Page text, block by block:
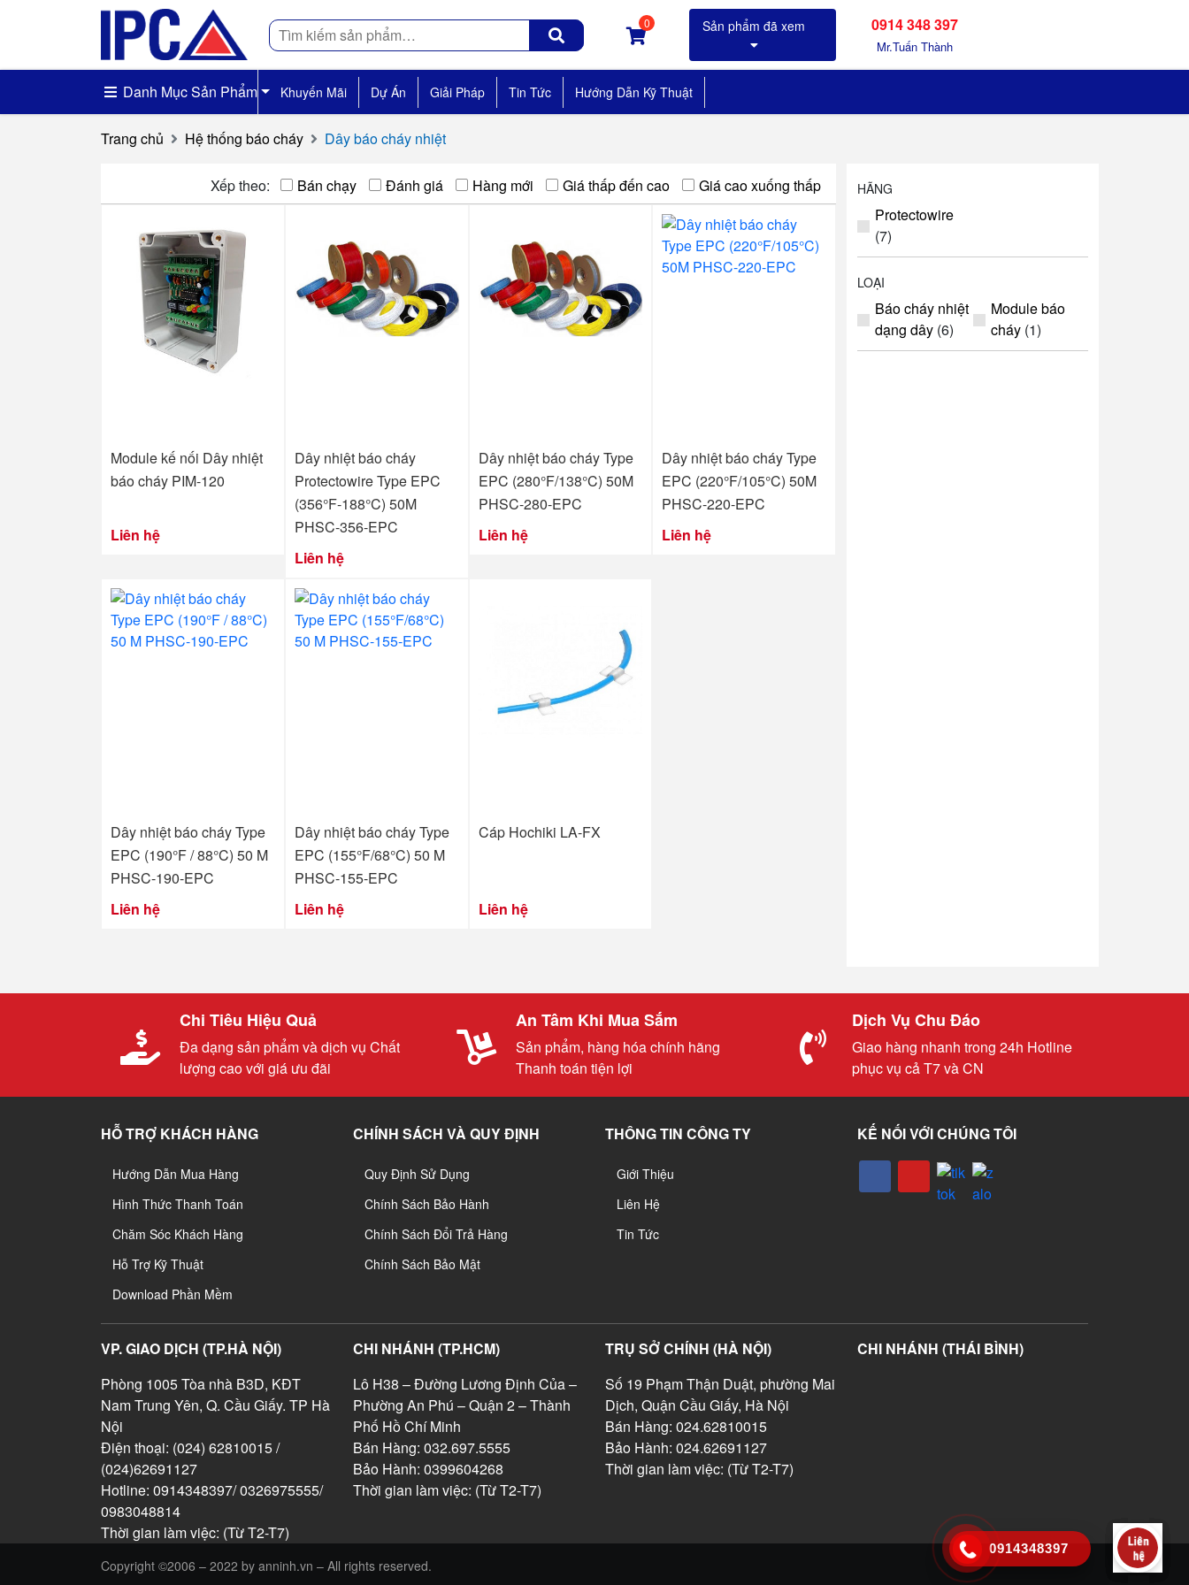
Tìm
kiếm
0 0914 348 397
Mr.Tuấn Thành
Danh Mục Sản Phẩm Khuyến Mãi Dự Án Giải Pháp Tin Tức Hướng Dẫn Kỹ Thuật
Trang chủ Hệ thống báo cháy Dây báo cháy nhiệt
Xếp theo: Bán chạy Đánh giá Hàng mới Giá thấp đến cao Giá cao xuống thấp
Module kế nối Dây nhiệt
báo cháy PIM-120
Liên hệ
Dây nhiệt báo cháy
Protectowire Type EPC
(356°F-188°C) 50M
PHSC-356-EPC
Liên hệ
Dây nhiệt báo cháy Type
EPC (280°F/138°C) 50M
PHSC-280-EPC
Liên hệ
Dây nhiệt báo cháy Type
EPC (220°F/105°C) 50M
PHSC-220-EPC
Liên hệ
Dây nhiệt báo cháy Type
EPC (190°F / 88°C) 50 M
PHSC-190-EPC
Liên hệ
Dây nhiệt báo cháy Type
EPC (155°F/68°C) 50 M
PHSC-155-EPC
Liên hệ
Cáp Hochiki LA-FX
Liên hệ
HÃNG
Protectowire
(7)
LOẠI
Báo cháy nhiệt
dạng dây (6)
Module báo
cháy (1)
Chi Tiêu Hiệu Quả
Đa dạng sản phẩm và dịch vụ Chất
lượng cao với giá ưu đãi
An Tâm Khi Mua Sắm
Sản phẩm, hàng hóa chính hãng
Thanh toán tiện lợi
Dịch Vụ Chu Đáo
Giao hàng nhanh trong 24h Hotline
phục vụ cả T7 và CN
HỖ TRỢ KHÁCH HÀNG
Hướng Dẫn Mua Hàng
Hình Thức Thanh Toán
Chăm Sóc Khách Hàng
Hỗ Trợ Kỹ Thuật
Download Phần Mềm
CHÍNH SÁCH VÀ QUY ĐỊNH
Quy Định Sử Dụng
Chính Sách Bảo Hành
Chính Sách Đổi Trả Hàng
Chính Sách Bảo Mật
THÔNG TIN CÔNG TY
Giới Thiệu
Liên Hệ
Tin Tức
KẾ NỐI VỚI CHÚNG TÔI
VP. GIAO DỊCH (TP.HÀ NỘI)
Phòng 1005 Tòa nhà B3D, KĐT
Nam Trung Yên, Q. Cầu Giấy. TP Hà
Nội
Điện thoại: (024) 62810015 /
(024)62691127
Hotline: 0914348397/ 0326975555/
0983048814
Thời gian làm việc: (Từ T2-T7)
CHI NHÁNH (TP.HCM)
Lô H38 – Đường Lương Định Của –
Phường An Phú – Quận 2 – Thành
Phố Hồ Chí Minh
Bán Hàng: 032.697.5555
Bảo Hành: 0399604268
Thời gian làm việc: (Từ T2-T7)
TRỤ SỞ CHÍNH (HÀ NỘI)
Số 19 Phạm Thận Duật, phường Mai
Dịch, Quận Cầu Giấy, Hà Nội
Bán Hàng: 024.62810015
Bảo Hành: 024.62691127
Thời gian làm việc: (Từ T2-T7)
CHI NHÁNH (THÁI BÌNH)
Copyright ©2006 – 2022 by anninh.vn – All rights reserved.
0914348397